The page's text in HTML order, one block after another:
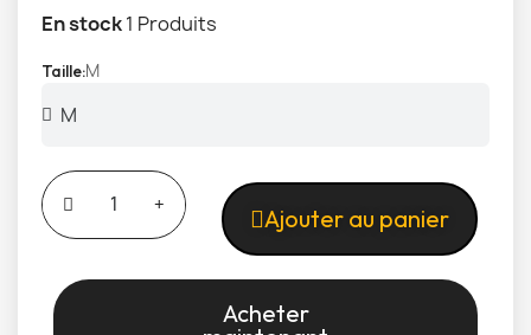
En stock1 Produits
Taille M
Ajouter au panier
Acheter